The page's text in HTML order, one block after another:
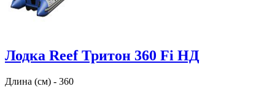
Лодка Reef Тритон 360 Fi НД
Длина (см) - 360